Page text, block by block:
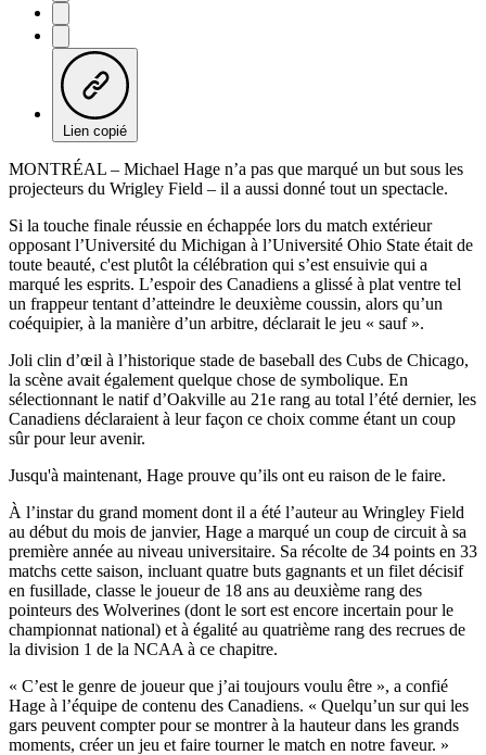
Lien copié
MONTRÉAL – Michael Hage n’a pas que marqué un but sous les
projecteurs du Wrigley Field – il a aussi donné tout un spectacle.
Si la touche finale réussie en échappée lors du match extérieur
opposant l’Université du Michigan à l’Université Ohio State était de
toute beauté, c'est plutôt la célébration qui s’est ensuivie qui a
marqué les esprits. L’espoir des Canadiens a glissé à plat ventre tel
un frappeur tentant d’atteindre le deuxième coussin, alors qu’un
coéquipier, à la manière d’un arbitre, déclarait le jeu « sauf ».
Joli clin d’œil à l’historique stade de baseball des Cubs de Chicago,
la scène avait également quelque chose de symbolique. En
sélectionnant le natif d’Oakville au 21e rang au total l’été dernier, les
Canadiens déclaraient à leur façon ce choix comme étant un coup
sûr pour leur avenir.
Jusqu'à maintenant, Hage prouve qu’ils ont eu raison de le faire.
À l’instar du grand moment dont il a été l’auteur au Wringley Field
au début du mois de janvier, Hage a marqué un coup de circuit à sa
première année au niveau universitaire. Sa récolte de 34 points en 33
matchs cette saison, incluant quatre buts gagnants et un filet décisif
en fusillade, classe le joueur de 18 ans au deuxième rang des
pointeurs des Wolverines (dont le sort est encore incertain pour le
championnat national) et à égalité au quatrième rang des recrues de
la division 1 de la NCAA à ce chapitre.
« C’est le genre de joueur que j’ai toujours voulu être », a confié
Hage à l’équipe de contenu des Canadiens. « Quelqu’un sur qui les
gars peuvent compter pour se montrer à la hauteur dans les grands
moments, créer un jeu et faire tourner le match en notre faveur. »